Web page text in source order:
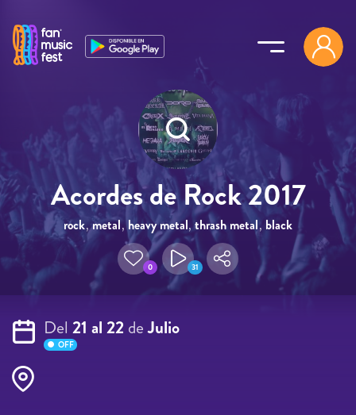
Acordes de Rock 2017
rock,metal, heavy metal, thrash metal, black
metal
0 31
Del 21 al 22 deJulio
OFF